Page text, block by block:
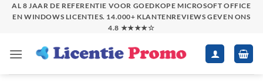
SkipAL 8 JAAR DE REFERENTIE VOOR GOEDKOPE MICROSOFT OFFICE
EN WINDOWS LICENTIES. 14.000+ KLANTENREVIEWS GEVEN ONS
4.8 ★★★★☆